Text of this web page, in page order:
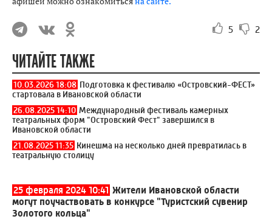
5 2
ЧИТАЙТЕ ТАКЖЕ
10.03.2026 18:08 Подготовка к фестивалю «Островский-ФЕСТ»
стартовала в Ивановской области
26.08.2025 14:10 Международный фестиваль камерных
театральных форм "Островский Фест" завершился в
Ивановской области
21.08.2025 11:35 Кинешма на несколько дней превратилась в
театральную столицу
25 февраля 2024 10:41 Жители Ивановской области
могут поучаствовать в конкурсе "Туристский сувенир
Золотого кольца"